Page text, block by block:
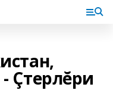
Çтерлĕри